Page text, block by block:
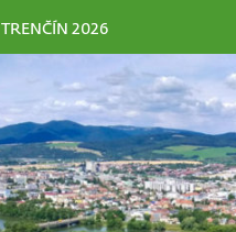
TRENČÍN 2026